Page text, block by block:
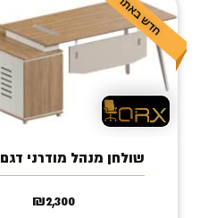
שולחן מנהל מודרני דגם EDGE
₪2,300